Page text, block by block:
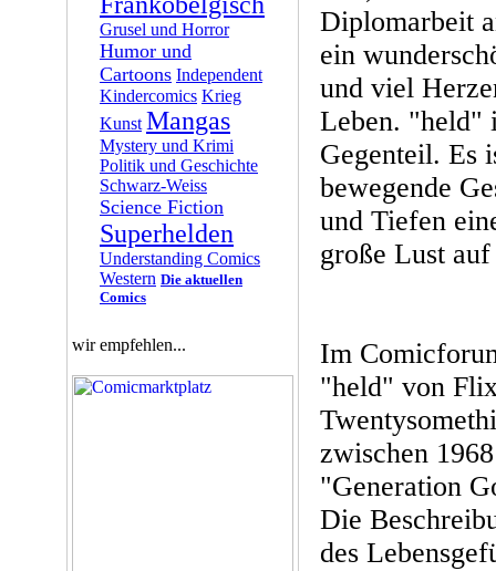
Grusel und Horror
Humor und
Cartoons Independent
Kindercomics Krieg
Kunst Mangas
Mystery und Krimi
Politik und Geschichte
Schwarz-Weiss
Science Fiction
Superhelden
Understanding Comics
Western Die aktuellen
Comics
wir empfehlen...
Diplomarbeit
ein
und viel
Leben. "held"
Gegenteil. Es
bewegende
und Tiefen
große Lust
Im
"held" von
zwischen
"Generation
Die
des